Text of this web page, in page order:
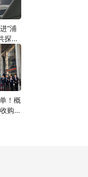
“浦
探国
产业
！概
购资